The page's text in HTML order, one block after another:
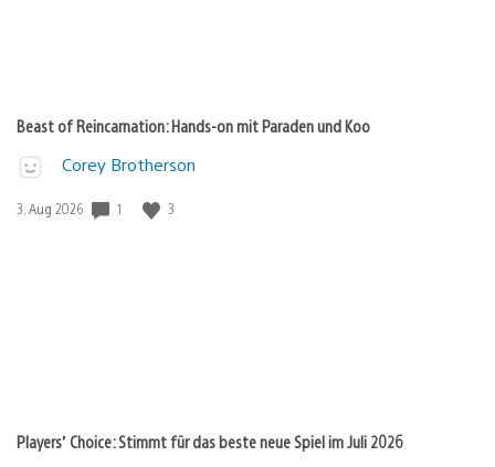
Beast of Reincarnation: Hands-on mit Paraden und Koo
Corey Brotherson
Veröffentlichungsdatum:
3. Aug 2026 1 3
Players’ Choice: Stimmt für das beste neue Spiel im Juli 2026